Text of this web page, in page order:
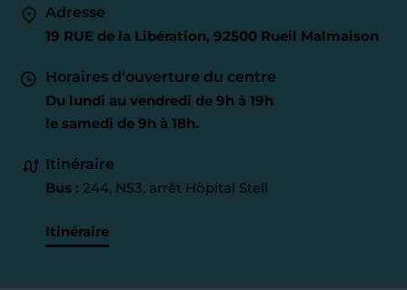
Adresse
19 RUE de la Libération, 92500 Rueil Malmaison
Horaires d'ouverture du centre
Du lundi au vendredi de 9h à 19h
le samedi de 9h à 18h.
Itinéraire
Bus : 244, N53, arrêt Hôpital Stell
Itinéraire